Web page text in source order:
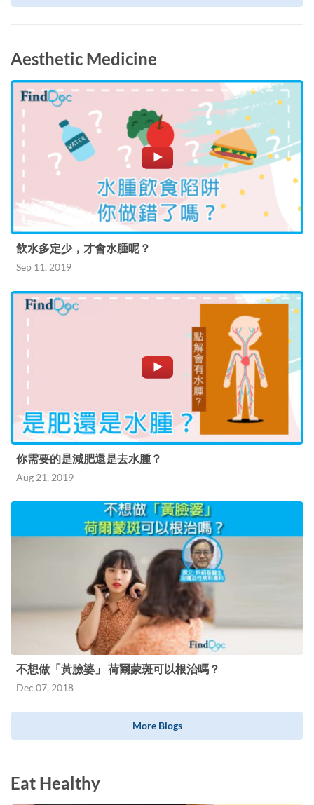
Aesthetic Medicine
飲水多定少，才會水腫呢？
Sep 11, 2019
你需要的是減肥還是去水腫？
Aug 21, 2019
不想做「黃臉婆」 荷爾蒙斑可以根治嗎？
Dec 07, 2018
More Blogs
Eat Healthy